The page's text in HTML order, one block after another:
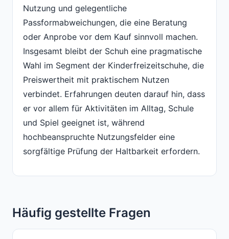
Nutzung und gelegentliche
Passformabweichungen, die eine Beratung
oder Anprobe vor dem Kauf sinnvoll machen.
Insgesamt bleibt der Schuh eine pragmatische
Wahl im Segment der Kinderfreizeitschuhe, die
Preiswertheit mit praktischem Nutzen
verbindet. Erfahrungen deuten darauf hin, dass
er vor allem für Aktivitäten im Alltag, Schule
und Spiel geeignet ist, während
hochbeanspruchte Nutzungsfelder eine
sorgfältige Prüfung der Haltbarkeit erfordern.
Häufig gestellte Fragen